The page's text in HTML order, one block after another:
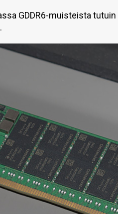
GDDR6-muisteista tutuin